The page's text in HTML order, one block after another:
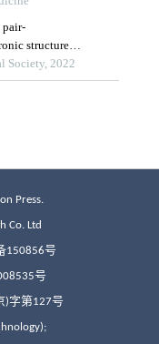
Press.
Co. Ltd
150856号
号
)字第127号